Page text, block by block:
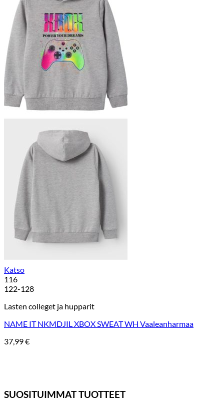
Katso
116
122-128
Lasten colleget ja hupparit
NAME IT NKMDJIL XBOX SWEAT WH Vaaleanharmaa
37,99€
SUOSITUIMMAT TUOTTEET